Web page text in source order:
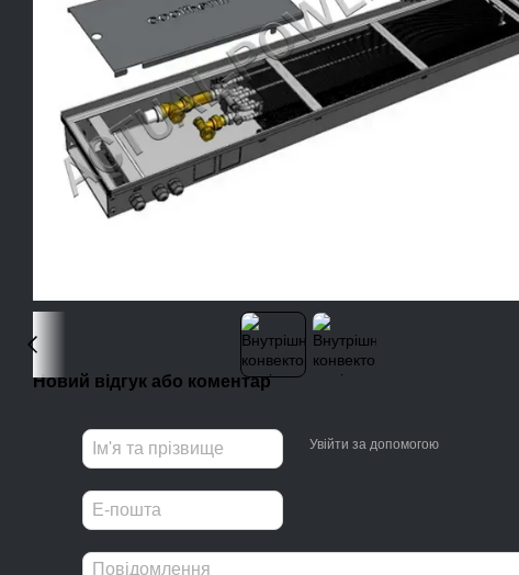
Новий відгук або коментар
Увійти за допомогою